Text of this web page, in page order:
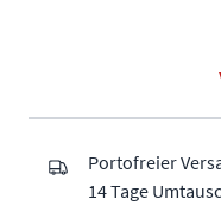
Portofreier
14 Tage